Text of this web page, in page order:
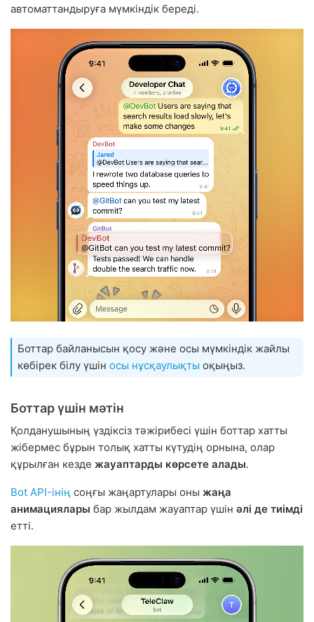
автоматтандыруға мүмкіндік береді.
Боттар байланысын қосу және осы мүмкіндік жайлы
көбірек білу үшін осы нұсқаулықты оқыңыз.
Боттар үшін мәтін
Қолданушының үздіксіз тәжірибесі үшін боттар хатты
жібермес бұрын толық хатты күтудің орнына, олар
құрылған кезде жауаптарды көрсете алады.
Bot API-інің соңғы жаңартулары оны жаңа
анимациялары бар жылдам жауаптар үшін әлі де тиімді
етті.